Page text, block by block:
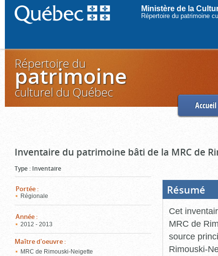
Ministère de la
Répertoire du patrimoine
Répertoire du
patrimoine
culturel du Québec
Accueil
Inventaire du patrimoine bâti de la MRC de
Type : Inventaire
Portée :
Régionale
Année :
2012 - 2013
Maître d'oeuvre :
MRC de Rimouski-Neigette
Résumé
Cet
MRC de
source
Rimouski-